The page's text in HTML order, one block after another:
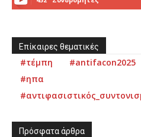
Επίκαιρες θεματικές
#τέμπη #antifacon2025
#ηπα
Πρόσφατα άρθρα